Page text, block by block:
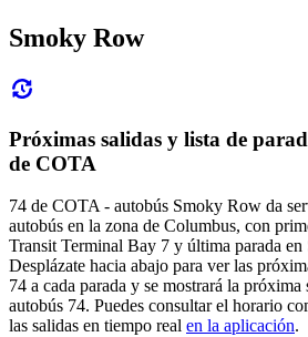
Smoky Row
Próximas salidas y lista de
de COTA
74 de COTA - autobús Smoky Row da
autobús en la zona de Columbus, con
Transit Terminal Bay 7 y última parada
Desplázate hacia abajo para ver las
74 a cada parada y se mostrará la
autobús 74. Puedes consultar el horario
las salidas en tiempo real en la aplicación.